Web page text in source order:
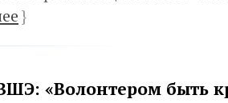
}
«Волонтером быть